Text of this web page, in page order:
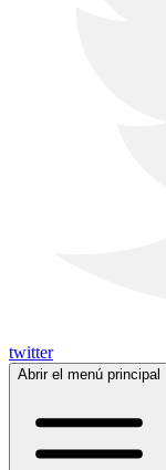
twitter
Abrir el menú principal